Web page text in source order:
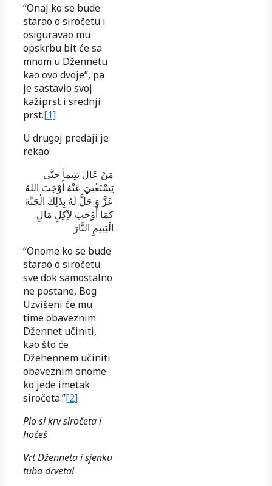
“Onaj ko se bude
starao o siročetu i
osiguravao mu
opskrbu bit će sa
mnom u Džennetu
kao ovo dvoje”, pa
je sastavio svoj
kažiprst i srednji
prst.[1]
U drugoj predaji je
rekao:
مَنْ عَالَ يَتِيماً حَتَّى
يَسْتَغْنِيَ عَنْهُ أَوْجَبَ اللهُ
عَزَّ وَ جَلَّ لَهُ بِذَلِكَ الْجَنَّةَ
كَمَا أَوْجَبَ لآِكِلِ مَالِ
الْيَتِيمِ النَّارَ
“Onome ko se bude
starao o siročetu
sve dok samostalno
ne postane, Bog
Uzvišeni će mu
time obaveznim
Džennet učiniti,
kao što će
Džehennem učiniti
obaveznim onome
ko jede imetak
siročeta.”[2]
Pio si krv siročeta i
hoćeš
Vrt Dženneta i sjenku
tuba drveta!